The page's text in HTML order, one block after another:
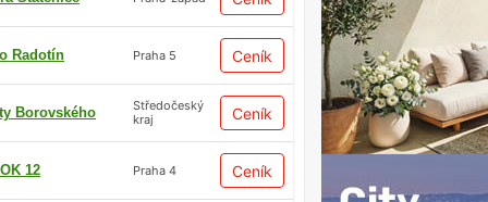
Radotín Praha 5 Ceník
Borovského
Středočeský
kraj
Ceník
12 Praha 4 Ceník